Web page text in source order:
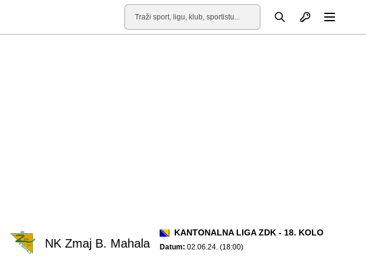
Pretraga Otvori profil
NK Zmaj B. Mahala
KANTONALNA LIGA ZDK - 18. KOLO
Datum: 02.06.24. (18:00)